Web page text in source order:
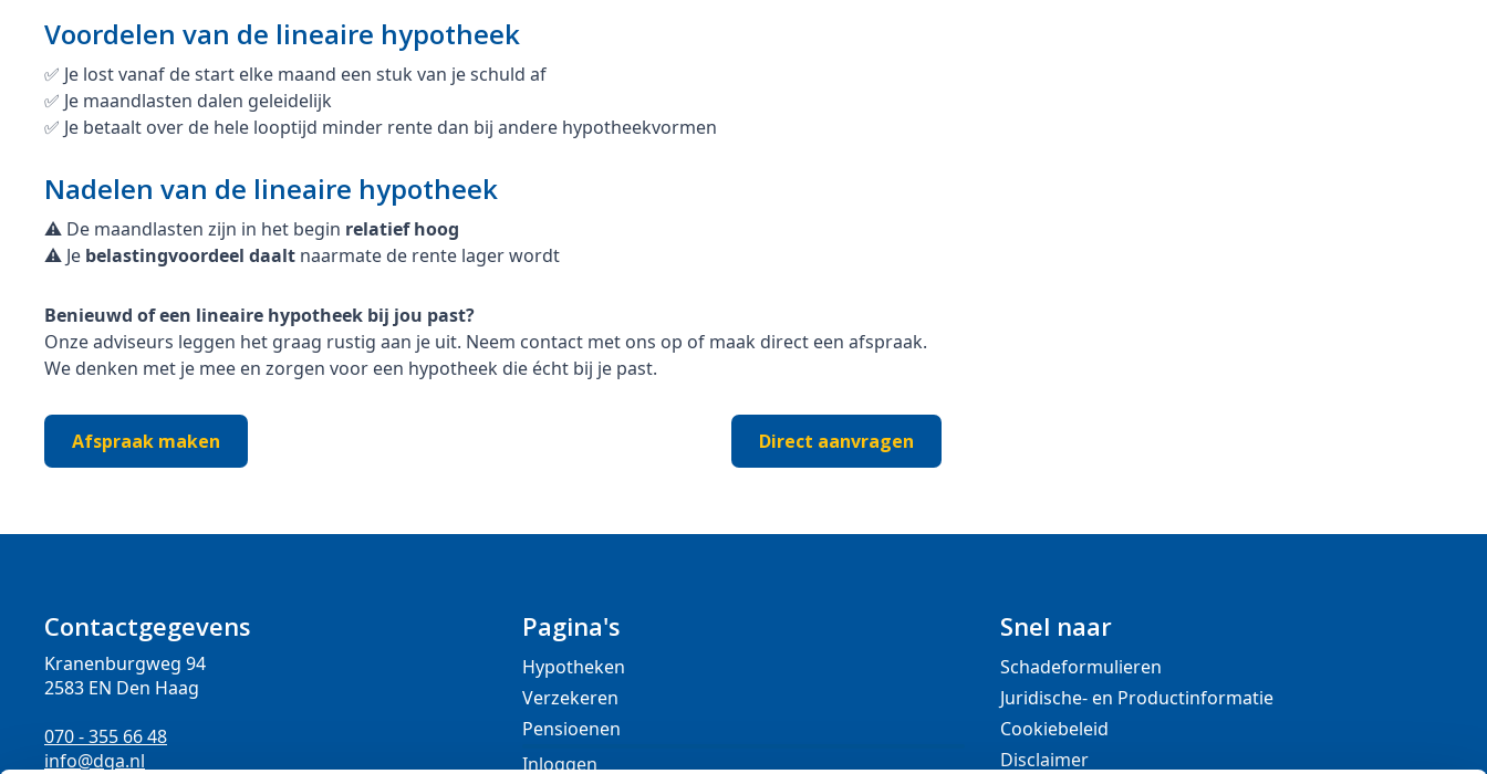
Voordelen van de lineaire hypotheek
✅ Je lost vanaf de start elke maand een stuk van je schuld af
✅ Je maandlasten dalen geleidelijk
✅ Je betaalt over de hele looptijd minder rente dan bij andere hypotheekvormen
Nadelen van de lineaire hypotheek
⚠️ De maandlasten zijn in het begin relatief hoog
⚠️ Je belastingvoordeel daalt naarmate de rente lager wordt
Benieuwd of een lineaire hypotheek bij jou past?
Onze adviseurs leggen het graag rustig aan je uit. Neem contact met ons op of maak direct een afspraak.
We denken met je mee en zorgen voor een hypotheek die écht bij je past.
Afspraak maken Direct aanvragen
Contactgegevens
Kranenburgweg 94
2583 EN Den Haag
070 - 355 66 48
info@dga.nl
Pagina's
Hypotheken
Verzekeren
Pensioenen
Inloggen
Snel naar
Schadeformulieren
Juridische- en Productinformatie
Cookiebeleid
Disclaimer